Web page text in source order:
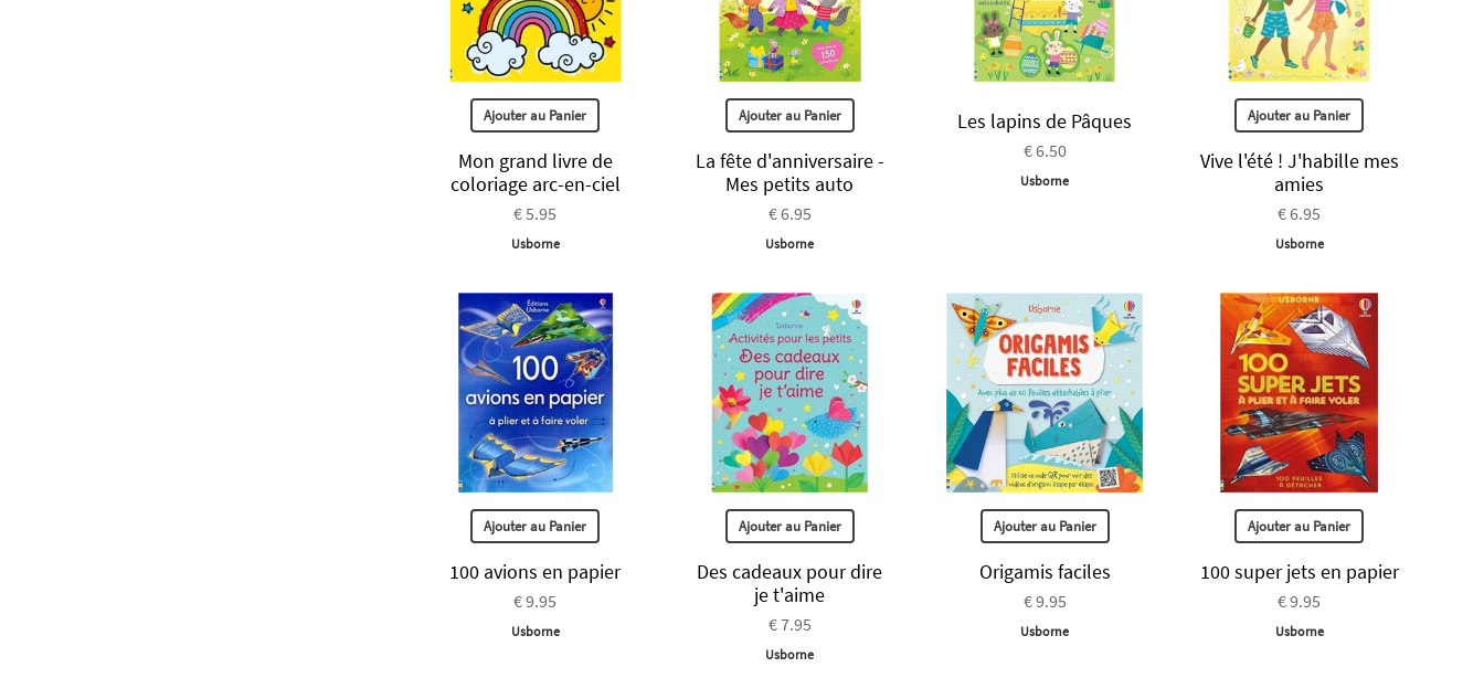
Ajouter au Panier
Mon grand livre de
coloriage arc-en-ciel
€ 5.95
Usborne
Ajouter au Panier
La fête d'anniversaire -
Mes petits auto
€ 6.95
Usborne
Les lapins de Pâques
€ 6.50
Usborne
Ajouter au Panier
Vive l'été ! J'habille mes
amies
€ 6.95
Usborne
Ajouter au Panier
100 avions en papier
€ 9.95
Usborne
Ajouter au Panier
Des cadeaux pour dire
je t'aime
€ 7.95
Usborne
Ajouter au Panier
Origamis faciles
€ 9.95
Usborne
Ajouter au Panier
100 super jets en papier
€ 9.95
Usborne